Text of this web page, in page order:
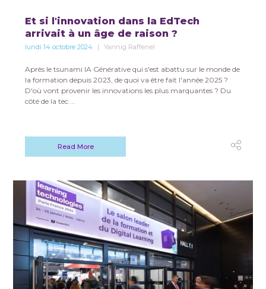
Et si l'innovation dans la EdTech
arrivait à un âge de raison ?
lundi 14 octobre 2024 Yannig Raffenel
Après le tsunami IA Générative qui s'est abattu sur le monde de
la formation depuis 2023, de quoi va être fait l'année 2025 ?
D'où vont provenir les innovations les plus marquantes ? Du
côté de la tec ...
Read More